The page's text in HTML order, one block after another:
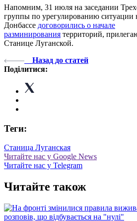
Напомним, 31 июля на заседании
группы по урегулированию ситуации
Донбассе договорились о начале
разминирования территорий,
Станице Луганской.
Назад до статей
Поділитися:
Теги:
Станица Луганская
Читайте нас у Google News
Читайте нас у Telegram
Читайте також